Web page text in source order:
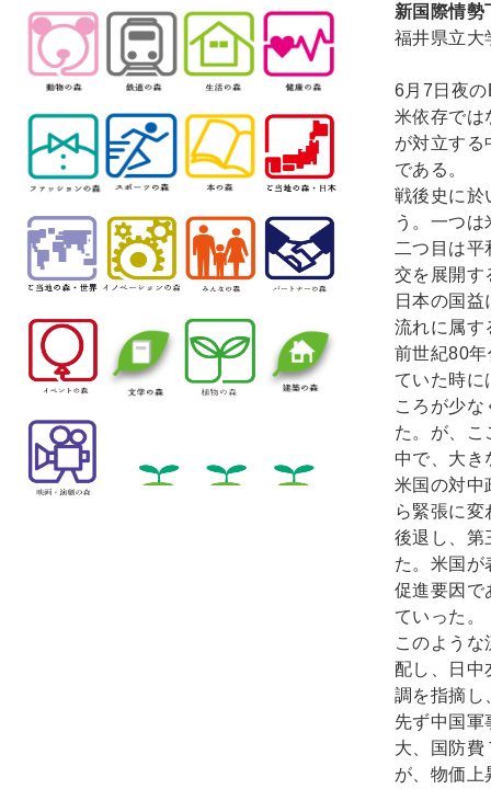
新国際情勢
福井県立
6月7日夜
米依存では
が対立する
である。
戦後史に於
う。一つ
二つ目は
交を展開す
日本の国
流れに属す
前世紀80
ていた時に
ころが少
た。が、
中で、大き
米国の対中
ら緊張に
後退し、第
た。米国が
促進要因で
ていった。
このよう
配し、日中
調を指摘し
先ず中国軍
大、国防費
が、物価上